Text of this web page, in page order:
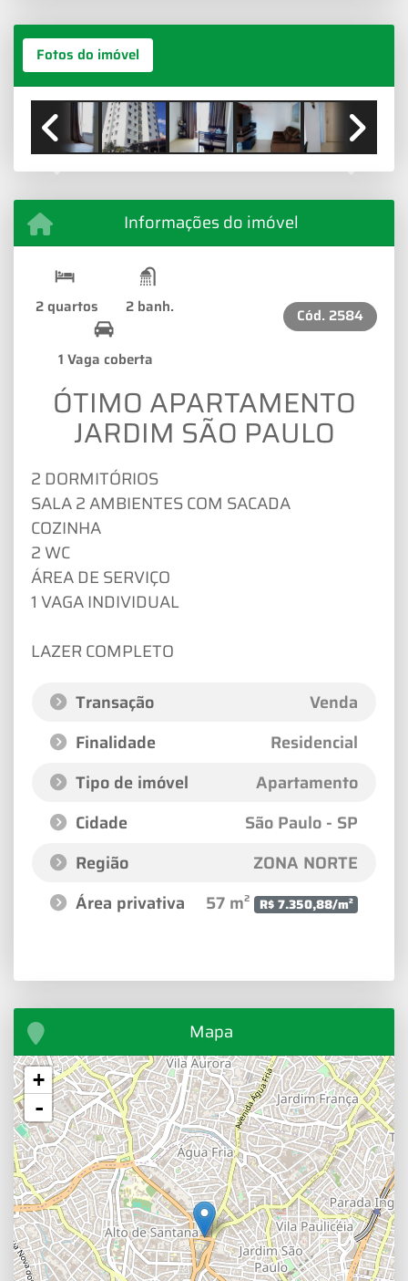
Fotos do imóvel
Previous Next
Informações do imóvel
2 quartos 2 banh.
1 Vaga coberta
Cód. 2584
ÓTIMO APARTAMENTO
JARDIM SÃO PAULO
2 DORMITÓRIOS
SALA 2 AMBIENTES COM SACADA
COZINHA
2 WC
ÁREA DE SERVIÇO
1 VAGA INDIVIDUAL
LAZER COMPLETO
Transação
Venda
Finalidade
Residencial
Tipo de imóvel
Apartamento
Cidade
São Paulo - SP
Região
ZONA NORTE
Área privativa
57 m² R$ 7.350,88/m²
Mapa
+
-